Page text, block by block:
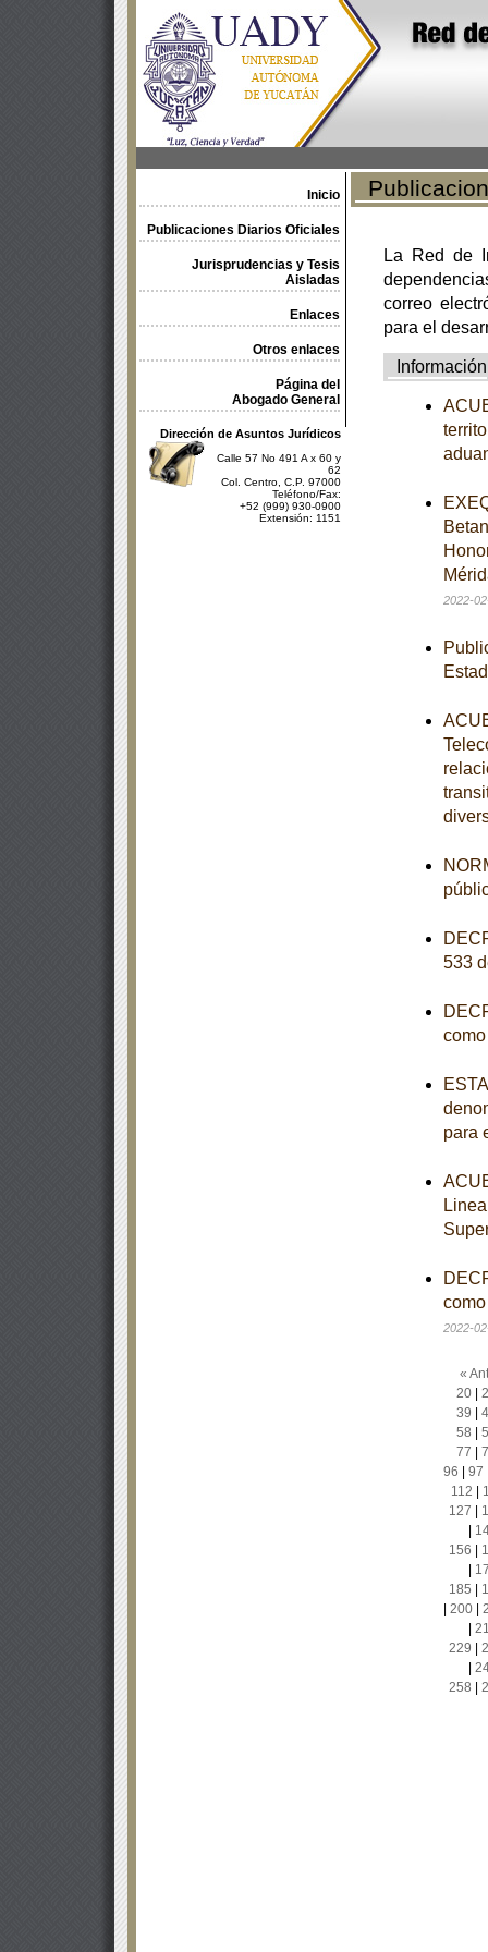
Inicio
Publicaciones Diarios Oficiales
Jurisprudencias y Tesis
Aisladas
Enlaces
Otros enlaces
Página del
Abogado General
Dirección de Asuntos Jurídicos
Calle 57 No 491 A x 60 y
62
Col. Centro, C.P. 97000
Teléfono/Fax:
+52 (999) 930-0900
Extensión: 1151
La Red de
correo
para el
Información
2022-
533
para
2022-
«
20|
39
58
77
96
97
112
127
156
185
200|
229
258